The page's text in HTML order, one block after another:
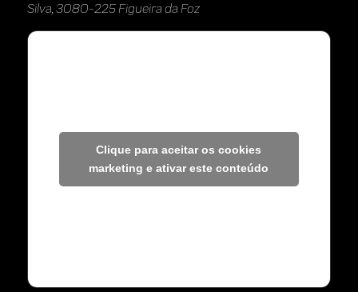
Silva, 3080-225 Figueira da Foz
Clique para aceitar os cookies
marketing e ativar este conteúdo